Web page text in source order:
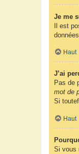
Je me
Il est
Haut
J’ai
Pas de
mot de
Si
Haut
Si vous